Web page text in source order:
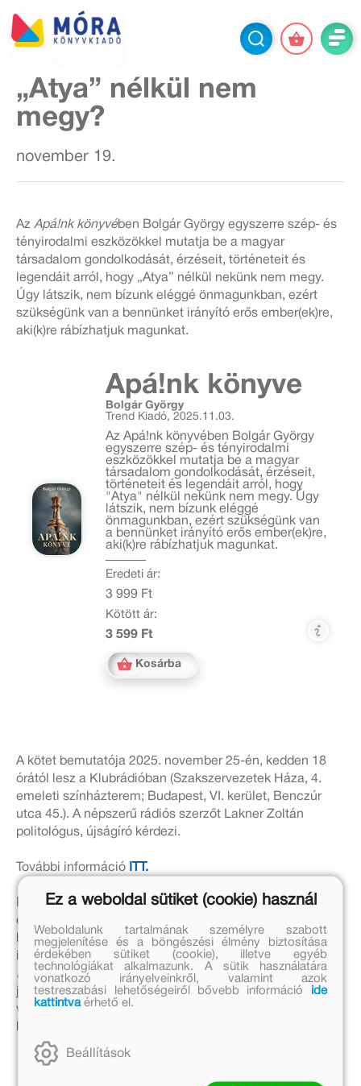
„Atya” nélkül nem
megy?
november 19.
Az Apá!nk könyvében Bolgár György egyszerre szép- és
tényirodalmi eszközökkel mutatja be a magyar
társadalom gondolkodását, érzéseit, történeteit és
legendáit arról, hogy „Atya” nélkül nekünk nem megy.
Úgy látszik, nem bízunk eléggé önmagunkban, ezért
szükségünk van a bennünket irányító erős ember(ek)re,
aki(k)re rábízhatjuk magunkat.
Apá!nk könyve
Bolgár György
Trend Kiadó, 2025.11.03.
Az Apá!nk könyvében Bolgár György
egyszerre szép- és tényirodalmi
eszközökkel mutatja be a magyar
társadalom gondolkodását, érzéseit,
történeteit és legendáit arról, hogy
"Atya" nélkül nekünk nem megy. Úgy
látszik, nem bízunk eléggé
önmagunkban, ezért szükségünk van
a bennünket irányító erős ember(ek)re,
aki(k)re rábízhatjuk magunkat.
Eredeti ár:
3 999 Ft
Kötött ár:
3 599 Ft
Kosárba
A kötet bemutatója 2025. november 25-én, kedden 18
órától lesz a Klubrádióban (Szakszervezetek Háza, 4.
emeleti színházterem; Budapest, VI. kerület, Benczúr
utca 45.). A népszerű rádiós szerzőt Lakner Zoltán
politológus, újságíró kérdezi.
További információ ITT.
Bolgár György(1946) író, költő, újságíró, rádiós. Bár
eddig 25 kötete jelent meg, a közönség leginkább 1992-
ben indított rádióműsora, aBeszéljük meg!
alapján
ismeri, amelyet 2002 óta a Klubrádióban vezet
Megbeszéljük
címmel. Első verseskötete 1974-ben
jelent meg; ezt az évtizedek folyamán négy másik,
valamint öt regény, három novellás- és két drámakötet
követte.
Ez a weboldal sütiket (cookie) használ
Weboldalunk tartalmának személyre szabott
megjelenítése és a böngészési élmény biztosítása
érdekében sütiket (cookie), illetve egyéb
technológiákat alkalmazunk. A sütik használatára
vonatkozó irányelveinkről, valamint azok
testreszabási lehetőségeiről bővebb információ
ide
kattintvaérhető el.
Beállítások